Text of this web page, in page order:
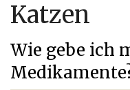
Katzen
Wie gebe ich